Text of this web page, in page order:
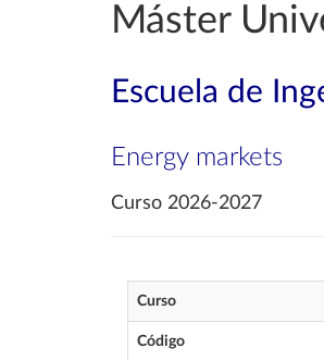
Máster
Escuela de
Energy markets
Curso 2026-2027
Curso
Código